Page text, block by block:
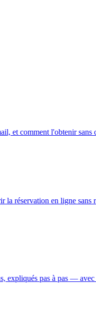
et comment l'obtenir sans
réservation en ligne sans
expliqués pas à pas —